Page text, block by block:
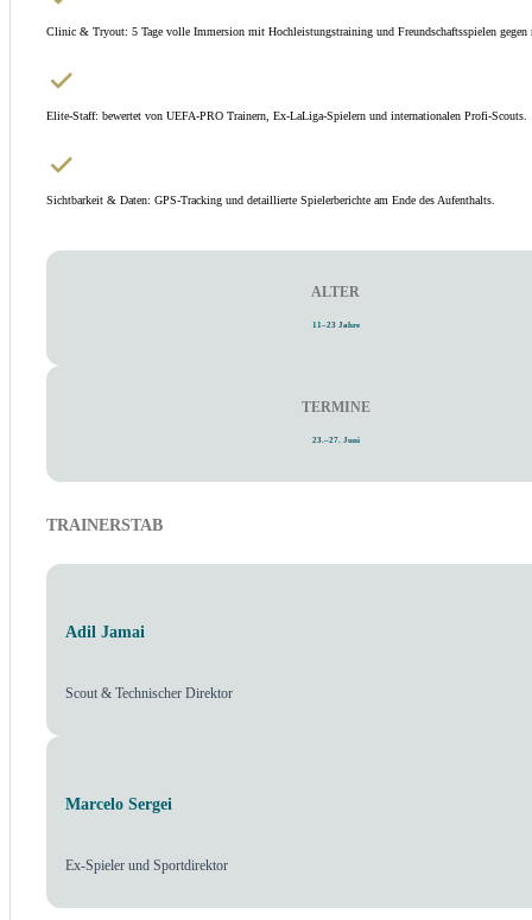
Clinic & Tryout: 5 Tage volle Immersion mit Hochleistungstraining und Freundschaftsspielen gegen
Elite-Staff: bewertet von UEFA-PRO Trainern, Ex-LaLiga-Spielern und internationalen Profi-Scouts.
Sichtbarkeit & Daten: GPS-Tracking und detaillierte Spielerberichte am Ende des Aufenthalts.
ALTER
11–23 Jahre
TERMINE
23.–27. Juni
TRAINERSTAB
Adil Jamai
Scout & Technischer Direktor
Marcelo Sergei
Ex-Spieler und Sportdirektor